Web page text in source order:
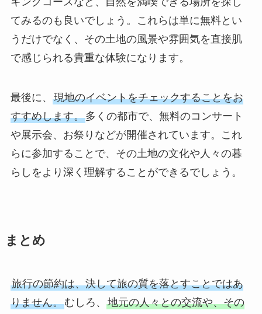
てみるのも良いでしょう。これらは単に無料とい
うだけでなく、その土地の風景や雰囲気を直接肌
で感じられる貴重な体験になります。
最後に、 現地のイベントをチェックすることをお
すすめします。多くの都市で、無料のコンサート
や展示会、お祭りなどが開催されています。これ
らに参加することで、その土地の文化や人々の暮
らしをより深く理解することができるでしょう。
まとめ
旅行の節約は、決して旅の質を落とすことではあ
りません。むしろ、 地元の人々との交流や、その